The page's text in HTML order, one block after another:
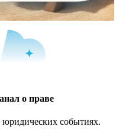
о праве
событиях.